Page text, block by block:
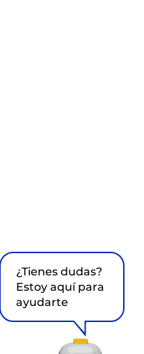
¿Tienes dudas?
Estoy aquí para
ayudarte